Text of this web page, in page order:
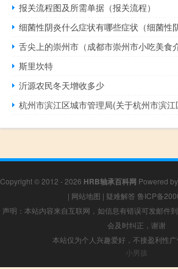
报关流程图及所需单据（报关流程）
细菌性阴炎什么症状有哪些症状（细菌性
舌尖上的崇州市（成都市崇州市小吃美食
斯里坎特
沂源农民冬天增收多少
杭州市滨江区城市管理局(关于杭州市滨
Copyright © 2012 - 2026 HRB轴承百科网 Powered by
| 网站地图 | 疑难解答 鲁ICP备
声明：本站内容来自互联网，如信息有错误可发邮件
会及时纠正，谢谢
本站仅为个人兴趣爱好，不接盈利性
小男孩